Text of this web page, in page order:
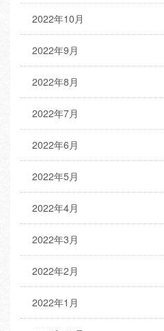
2022年10月
2022年9月
2022年8月
2022年7月
2022年6月
2022年5月
2022年4月
2022年3月
2022年2月
2022年1月